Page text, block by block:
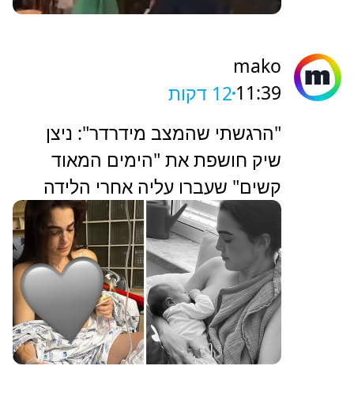
mako
11:39 12 דקות
"הרגשתי שהמצב מידרדר": ניצן
שיק חושפת את "הימים המאוד
קשים" שעברו עליה אחרי הלידה